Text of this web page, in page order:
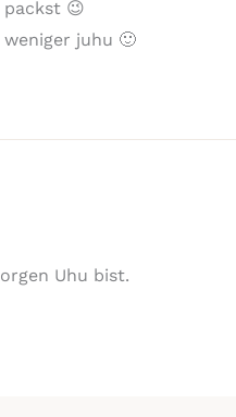
😉
juhu 🙂
Uhu bist.